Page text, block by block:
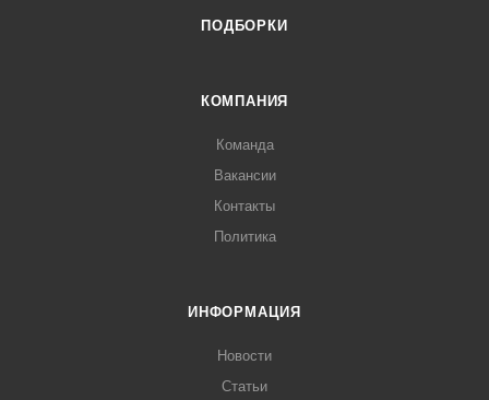
ПОДБОРКИ
КОМПАНИЯ
Команда
Вакансии
Контакты
Политика
ИНФОРМАЦИЯ
Новости
Статьи